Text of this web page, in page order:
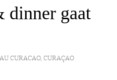
dinner gaat
CURACAO,CURAÇAO